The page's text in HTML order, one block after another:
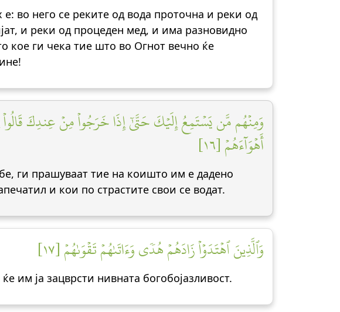
во него се реките од вода проточна и реки од
и реки од процеден мед, и има разновидно
кое ги чека тие што во Огнот вечно ќе
وَمِنۡهُم مَّن يَسۡتَمِعُ إِلَيۡكَ حَتَّىٰٓ إِذَا خَرَجُواْ مِنۡ عِندِكَ قَالُواْ
أَهۡوَآءَهُمۡ [١٦]
ги прашуваат тие на коишто им е дадено
и кои по страстите свои се водат.
وَٱلَّذِينَ ٱهۡتَدَوۡاْ زَادَهُمۡ هُدٗى وَءَاتَىٰهُمۡ تَقۡوَىٰهُمۡ [١٧]
им ја зацврсти нивната богобојазливост.